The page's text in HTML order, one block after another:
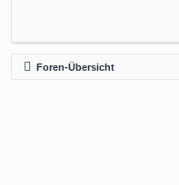
Foren-Übersicht